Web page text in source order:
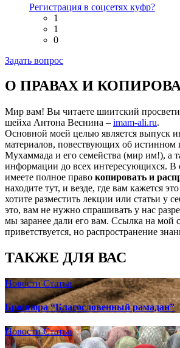
Регистрация в соцсетях куфр?
1
1
0
Задать вопрос
О ПРАВАХ И
Мир вам! Вы читаете шиитский
шейха Антона Веснина – imam-ali.ru.
Основной моей целью является выпуск
материалов, повествующих об истинном
Мухаммада и его семейства (мир им!), а
информации до всех интересующихся. В
имеете полное право копировать и
находите тут, и везде, где вам кажется
хотите разместить лекции или статьи у
это, вам не нужно спрашивать у нас
мы заранее дали его вам. Ссылка на мой
приветствуется, но распространение
ТАКЖЕ ДЛЯ ВАС
НовостиСтатьи
Брошюра “Благословенный рамадан”
НовостиСтатьи